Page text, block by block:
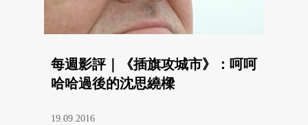
每週影評｜《插旗攻城市》：呵呵
哈哈過後的沈思繞樑
19.09.2016